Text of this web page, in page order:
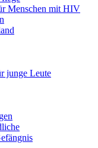
Menschen mit HIV
junge Leute